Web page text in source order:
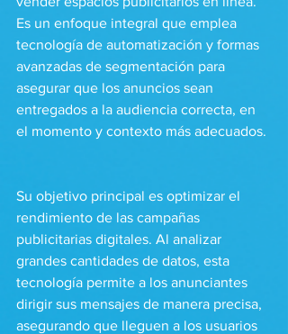
Es un enfoque integral que emplea
tecnología de automatización y formas
avanzadas de segmentación para
asegurar que los anuncios sean
entregados a la audiencia correcta, en
el momento y contexto más adecuados.
Su objetivo principal es optimizar el
rendimiento de las campañas
publicitarias digitales. Al analizar
grandes cantidades de datos, esta
tecnología permite a los anunciantes
dirigir sus mensajes de manera precisa,
asegurando que lleguen a los usuarios